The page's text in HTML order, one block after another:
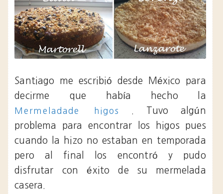
Santiago me escribió desde México para
decirme que había hecho la
Mermeladade higos
. Tuvo algún
problema para encontrar los higos pues
cuando la hizo no estaban en temporada
pero al final los encontró y pudo
disfrutar con éxito de su mermelada
casera.